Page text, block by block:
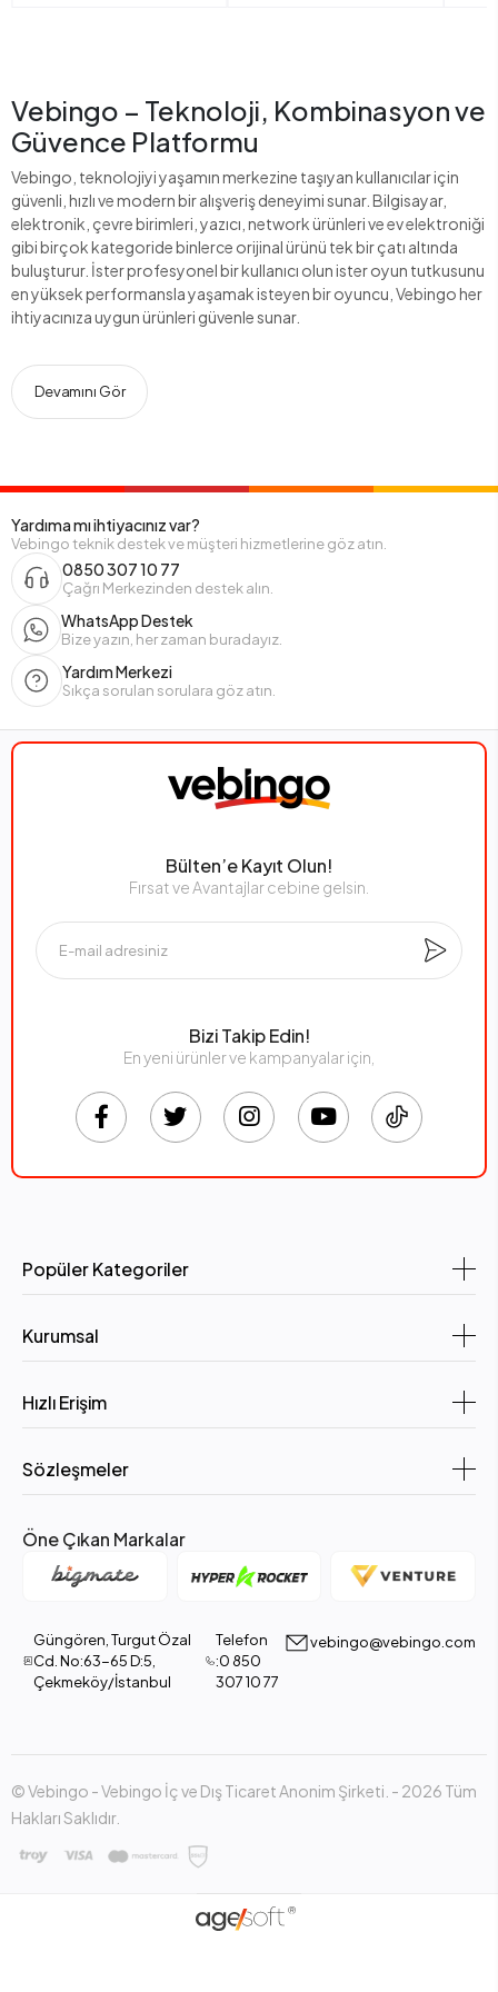
Vebingo – Teknoloji, Kombinasyon ve
Güvence Platformu
Vebingo, teknolojiyi yaşamın merkezine taşıyan kullanıcılar için
güvenli, hızlı ve modern bir alışveriş deneyimi sunar. Bilgisayar,
elektronik, çevre birimleri, yazıcı, network ürünleri ve ev elektroniği
gibi birçok kategoride binlerce orijinal ürünü tek bir çatı altında
buluşturur. İster profesyonel bir kullanıcı olun ister oyun tutkusunu
en yüksek performansla yaşamak isteyen bir oyuncu, Vebingo her
ihtiyacınıza uygun ürünleri güvenle sunar.
Devamını Gör
Yardıma mı ihtiyacınız var?
Vebingo teknik destek ve müşteri hizmetlerine göz atın.
0850 307 10 77
Çağrı Merkezinden destek alın.
WhatsApp Destek
Bize yazın, her zaman buradayız.
Yardım Merkezi
Sıkça sorulan sorulara göz atın.
Bülten’e Kayıt Olun!
Fırsat ve Avantajlar cebine gelsin.
Bizi Takip Edin!
En yeni ürünler ve kampanyalar için,
Popüler Kategoriler
Kurumsal
Hızlı Erişim
Sözleşmeler
Öne Çıkan Markalar
Güngören, Turgut Özal
Cd. No:63-65 D:5,
Çekmeköy/İstanbul
Telefon
:0 850
307 10 77
vebingo@vebingo.com
© Vebingo - Vebingo İç ve Dış Ticaret Anonim Şirketi. - 2026 Tüm
Hakları Saklıdır.